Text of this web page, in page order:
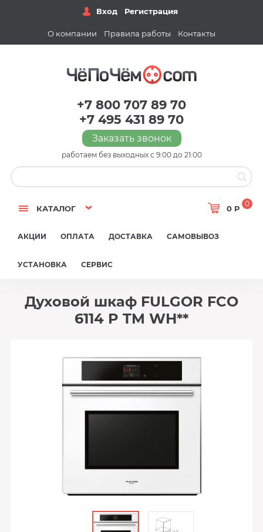
Вход Регистрация
О компании Правила работы Контакты
+7 800 707 89 70
+7 495 431 89 70
Заказать звонок
работаем без выходных с 9:00 до 21:00
КАТАЛОГ 0 Р
0
АКЦИИ ОПЛАТА ДОСТАВКА САМОВЫВОЗ
УСТАНОВКА СЕРВИС
Духовой шкаф FULGOR FCO
6114 P TM WH**